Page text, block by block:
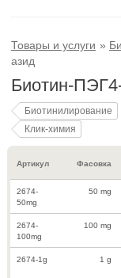
Товары и услуги
азид
Биотин-
Биотинилирование
Клик-химия
Артикул Фасовка
2674-
50mg
50 mg
2674-
100mg
100 mg
2674-1g 1 g